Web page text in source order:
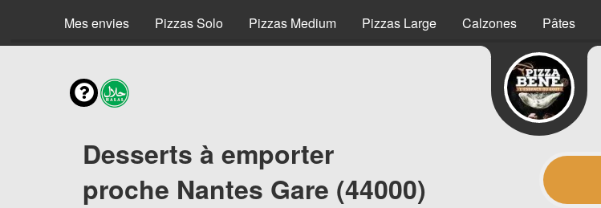
Mes envies Pizzas Solo Pizzas Medium Pizzas Large Calzones Pâtes
Desserts à emporter
proche Nantes Gare (44000)